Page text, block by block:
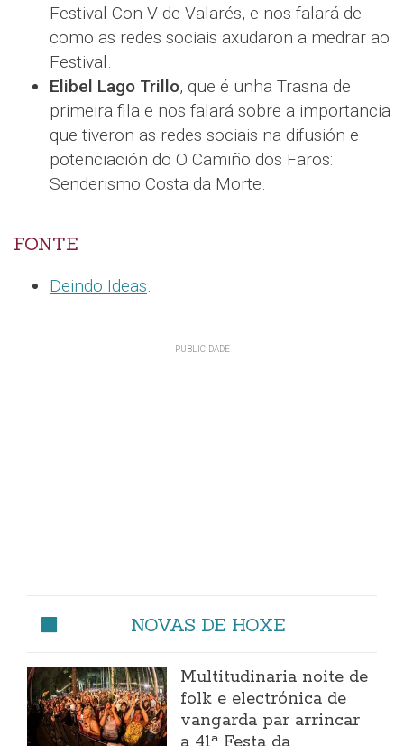
Festival Con V de Valarés, e nos falará de
como as redes sociais axudaron a medrar ao
Festival.
Elibel Lago Trillo, que é unha Trasna de
primeira fila e nos falará sobre a importancia
que tiveron as redes sociais na difusión e
potenciación do O Camiño dos Faros:
Senderismo Costa da Morte.
FONTE
Deindo Ideas.
NOVAS DE HOXE
Multitudinaria noite de
folk e electrónica de
vangarda par arrincar